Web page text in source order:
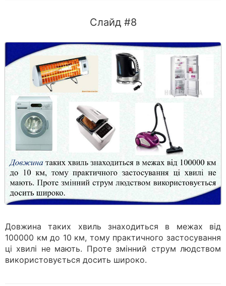
Слайд #8
Довжина таких хвиль знаходиться в межах від
100000 км до 10 км, тому практичного застосування
ці хвилі не мають. Проте змінний струм людством
використовується досить широко.